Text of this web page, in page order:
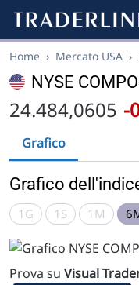
Home › Mercato USA ›
NYSE
24.484,0605 -
Grafico
Grafico
1G 1S 1M
Prova su Visual